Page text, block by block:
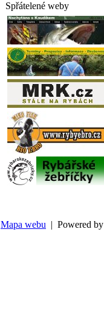
Spřátelené weby
Mapa webu | Powered by